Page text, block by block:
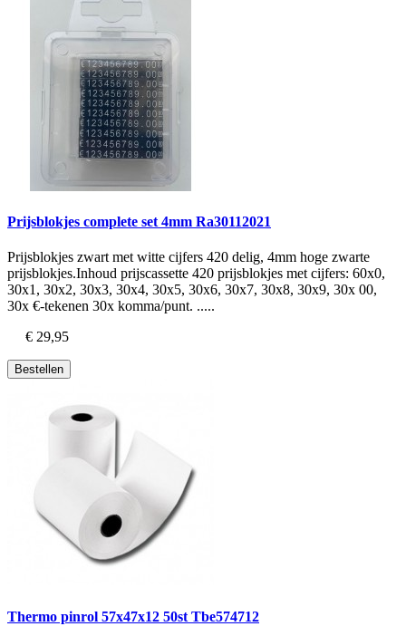
Prijsblokjes complete set 4mm Ra30112021
Prijsblokjes zwart met witte cijfers 420 delig, 4mm hoge zwarte
prijsblokjes.Inhoud prijscassette 420 prijsblokjes met cijfers: 60x0,
30x1, 30x2, 30x3, 30x4, 30x5, 30x6, 30x7, 30x8, 30x9, 30x 00,
30x €-tekenen 30x komma/punt. .....
€ 29,95
Bestellen
Thermo pinrol 57x47x12 50st Tbe574712